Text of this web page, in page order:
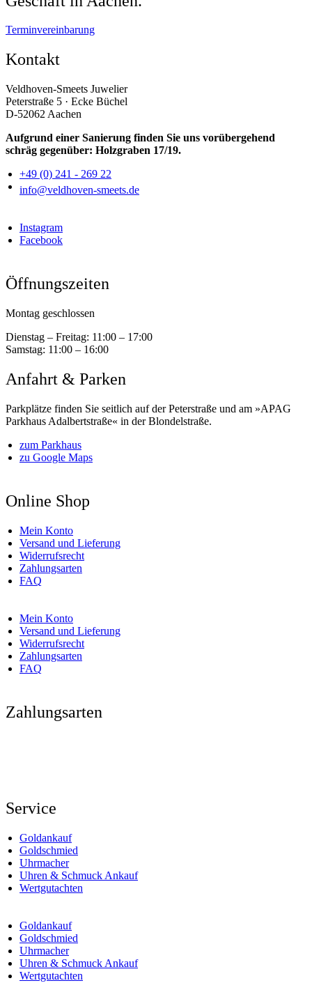
Terminvereinbarung
Kontakt
Veldhoven-Smeets Juwelier
Peterstraße 5 · Ecke Büchel
D-52062 Aachen
Aufgrund einer Sanierung finden Sie uns vorübergehend
schräg gegenüber: Holzgraben 17/19.
+49 (0) 241 - 269 22
info@veldhoven-smeets.de
Instagram
Facebook
Öffnungszeiten
Montag geschlossen
Dienstag – Freitag: 11:00 – 17:00
Samstag: 11:00 – 16:00
Anfahrt & Parken
Parkplätze finden Sie seitlich auf der Peterstraße und am »APAG
Parkhaus Adalbertstraße« in der Blondelstraße.
zum Parkhaus
zu Google Maps
Online Shop
Mein Konto
Versand und Lieferung
Widerrufsrecht
Zahlungsarten
FAQ
Mein Konto
Versand und Lieferung
Widerrufsrecht
Zahlungsarten
FAQ
Zahlungsarten
Service
Goldankauf
Goldschmied
Uhrmacher
Uhren & Schmuck Ankauf
Wertgutachten
Goldankauf
Goldschmied
Uhrmacher
Uhren & Schmuck Ankauf
Wertgutachten